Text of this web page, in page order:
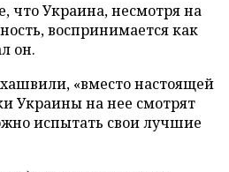
что Украина, несмотря на
воспринимается как
он.
«вместо настоящей
Украины на нее смотрят
испытать свои лучшие